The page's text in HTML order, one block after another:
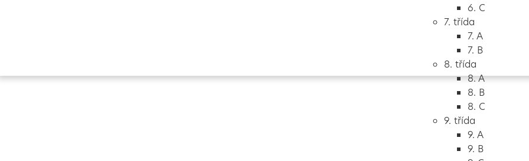
6. C
7. třída
7. A
7. B
8. třída
8. A
8. B
8. C
9. třída
9. A
9. B